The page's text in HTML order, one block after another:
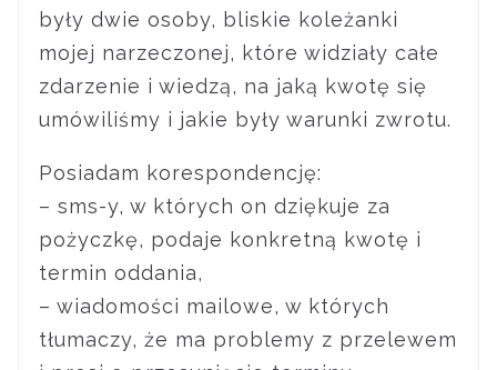
były dwie osoby, bliskie koleżanki
mojej narzeczonej, które widziały całe
zdarzenie i wiedzą, na jaką kwotę się
umówiliśmy i jakie były warunki zwrotu.
Posiadam korespondencję:
– sms-y, w których on dziękuje za
pożyczkę, podaje konkretną kwotę i
termin oddania,
– wiadomości mailowe, w których
tłumaczy, że ma problemy z przelewem